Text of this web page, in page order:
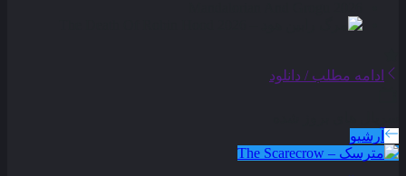
ادامه مطلب / دانلود
آرشیو